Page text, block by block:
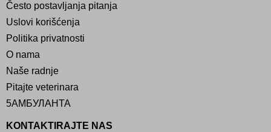
Često postavljanja pitanja
Uslovi korišćenja
Politika privatnosti
O nama
Naše radnje
Pitajte veterinara
5АМБУЛАНТА
KONTAKTIRAJTE NAS